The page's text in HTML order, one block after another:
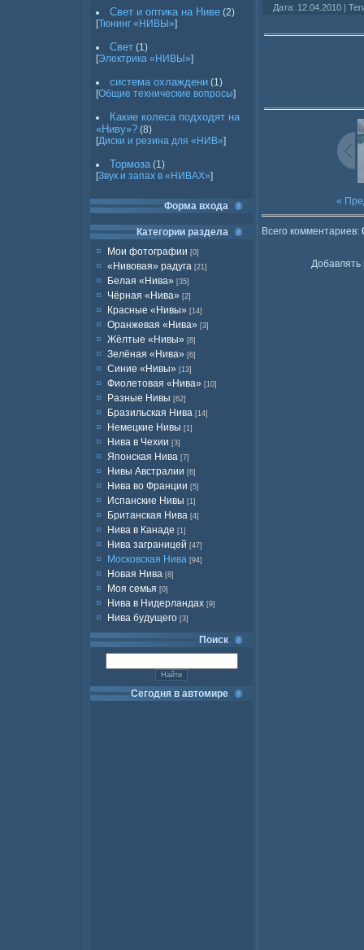
Свет и оптика на Ниве (2)
[Тюнинг «НИВЫ»]
Свет (1)
[Электрика «НИВЫ»]
система охлаждени (1)
[Общие технические вопросы]
Какие колеса подходят на
«Ниву»? (8)
[Диски и резина для «НИВ»]
Тормоза (1)
[Звук и запах в «НИВАХ»]
Форма входа
Категории раздела
Мои фотографии [0]
«Нивовая» радуга [21]
Белая «Нива» [35]
Чёрная «Нива» [2]
Красные «Нивы» [14]
Оранжевая «Нива» [3]
Жёлтые «Нивы» [8]
Зелёная «Нива» [6]
Синие «Нивы» [13]
Фиолетовая «Нива» [10]
Разные Нивы [62]
Бразильская Нива [14]
Немецкие Нивы [1]
Нива в Чехии [3]
Японская Нива [7]
Нивы Австралии [6]
Нива во Франции [5]
Испанские Нивы [1]
Британская Нива [4]
Нива в Канаде [1]
Нива заграницей [47]
Московская Нива [94]
Новая Нива [8]
Моя семья [0]
Нива в Нидерландах [9]
Нива будущего [3]
Поиск
Сегодня в автомире
Дата: 12.04.2010 |
«
Всего комментариев:
Добавлять